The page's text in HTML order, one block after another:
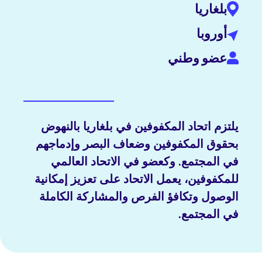
بلغاريا
أوروبا
عضو وطني
يلتزم اتحاد المكفوفين في بلغاريا بالنهوض
بحقوق المكفوفين وضعاف البصر وإدماجهم
في المجتمع. وكعضو في الاتحاد العالمي
للمكفوفين، يعمل الاتحاد على تعزيز إمكانية
الوصول وتكافؤ الفرص والمشاركة الكاملة
في المجتمع.